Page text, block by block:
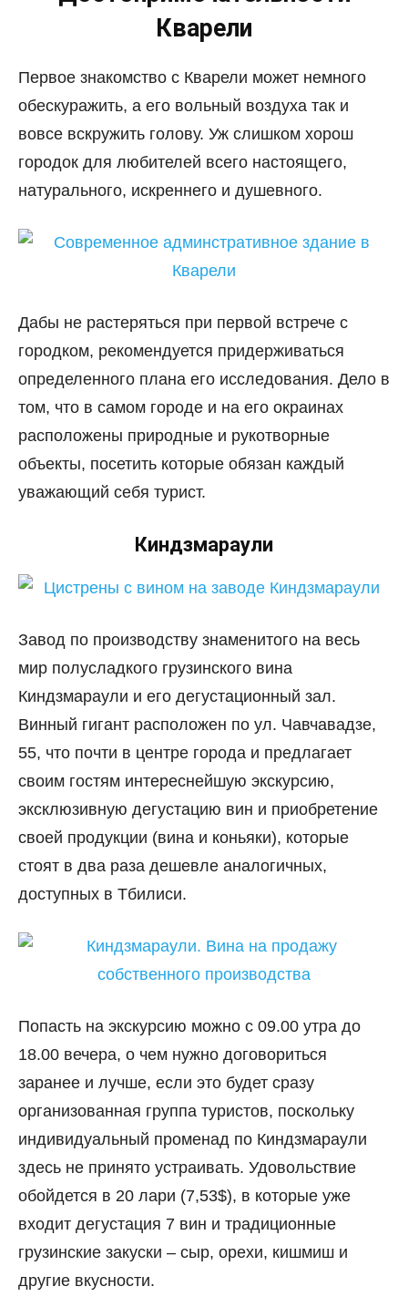
Кварели
Первое знакомство с Кварели может немного
обескуражить, а его вольный воздуха так и
вовсе вскружить голову. Уж слишком хорош
городок для любителей всего настоящего,
натурального, искреннего и душевного.
Дабы не растеряться при первой встрече с
городком, рекомендуется придерживаться
определенного плана его исследования. Дело в
том, что в самом городе и на его окраинах
расположены природные и рукотворные
объекты, посетить которые обязан каждый
уважающий себя турист.
Киндзмараули
Завод по производству знаменитого на весь
мир полусладкого грузинского вина
Киндзмараули и его дегустационный зал.
Винный гигант расположен по ул. Чавчавадзе,
55, что почти в центре города и предлагает
своим гостям интереснейшую экскурсию,
эксклюзивную дегустацию вин и приобретение
своей продукции (вина и коньяки), которые
стоят в два раза дешевле аналогичных,
доступных в Тбилиси.
Попасть на экскурсию можно с 09.00 утра до
18.00 вечера, о чем нужно договориться
заранее и лучше, если это будет сразу
организованная группа туристов, поскольку
индивидуальный променад по Киндзмараули
здесь не принято устраивать. Удовольствие
обойдется в 20 лари (7,53$), в которые уже
входит дегустация 7 вин и традиционные
грузинские закуски – сыр, орехи, кишмиш и
другие вкусности.